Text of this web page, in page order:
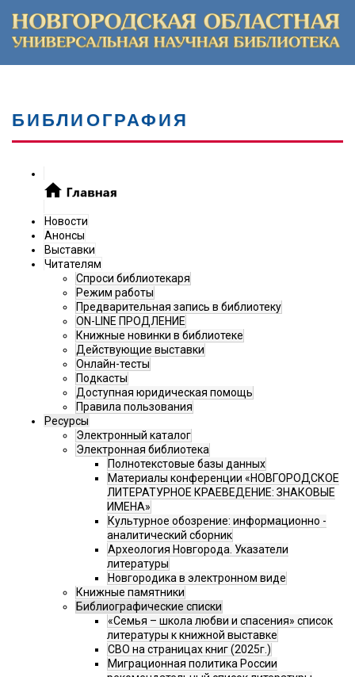
БИБЛИОГРАФИЯ
Новости
Анонсы
Выставки
Читателям
Спроси библиотекаря
Режим работы
Предварительная запись в библиотеку
ON-LINE ПРОДЛЕНИЕ
Книжные новинки в библиотеке
Действующие выставки
Онлайн-тесты
Подкасты
Доступная юридическая помощь
Правила пользования
Ресурсы
Электронный каталог
Электронная библиотека
Полнотекстовые базы данных
Материалы конференции «НОВГОРОДСКОЕ
ЛИТЕРАТУРНОЕ КРАЕВЕДЕНИЕ: ЗНАКОВЫЕ
ИМЕНА»
Культурное обозрение: информационно -
аналитический сборник
Археология Новгорода. Указатели
литературы
Новгородика в электронном виде
Книжные памятники
Библиографические списки
«Семья – школа любви и спасения» список
литературы к книжной выставке
СВО на страницах книг (2025г.)
Миграционная политика России